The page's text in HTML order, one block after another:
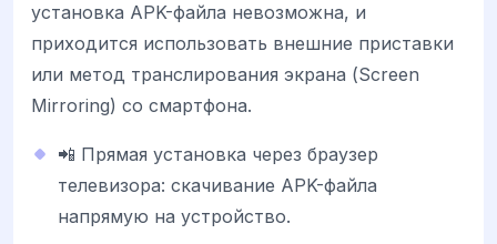
установка APK-файла невозможна, и
приходится использовать внешние приставки
или метод транслирования экрана (Screen
Mirroring) со смартфона.
📲 Прямая установка через браузер
телевизора: скачивание APK-файла
напрямую на устройство.